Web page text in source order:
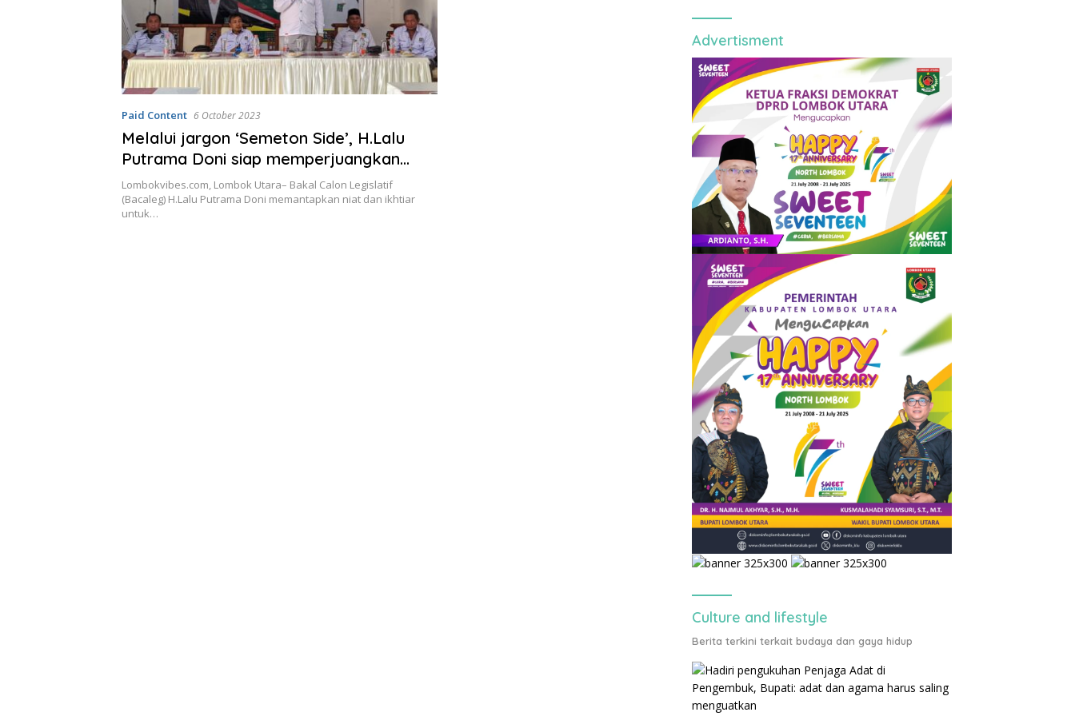
Paid Content 6 October 2023
Melalui jargon ‘Semeton Side’, H.Lalu
Putrama Doni siap memperjuangkan
hak-hak rakyat di DPR RI
Lombokvibes.com, Lombok Utara– Bakal Calon Legislatif
(Bacaleg) H.Lalu Putrama Doni memantapkan niat dan ikhtiar
untuk…
Advertisment
Culture and lifestyle
Berita terkini terkait budaya dan gaya hidup